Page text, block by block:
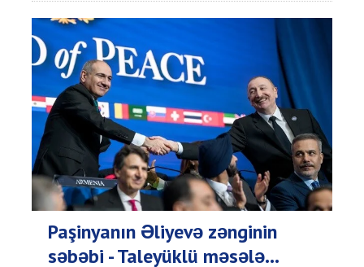
Paşinyanın Əliyevə zənginin
səbəbi - Taleyüklü məsələ...